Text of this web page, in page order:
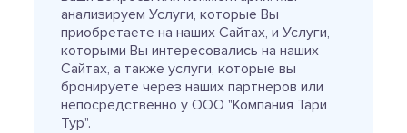
анализируем Услуги, которые Вы
приобретаете на наших Сайтах, и Услуги,
которыми Вы интересовались на наших
Сайтах, а также услуги, которые вы
бронируете через наших партнеров или
непосредственно у ООО "Компания Тари
Тур".